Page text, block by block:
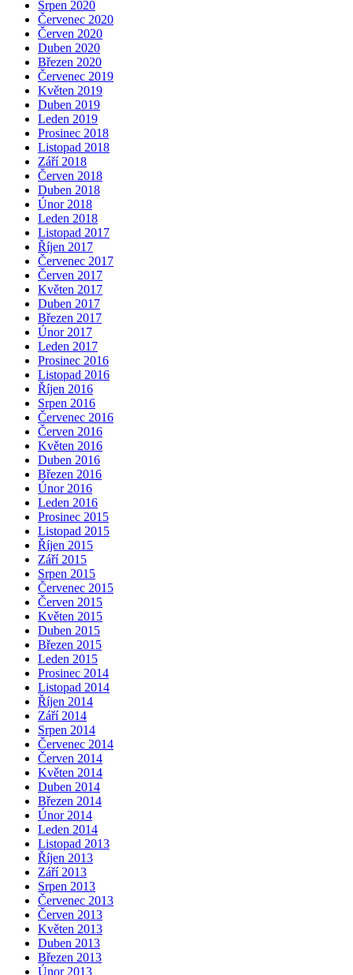
Srpen 2020
Červenec 2020
Červen 2020
Duben 2020
Březen 2020
Červenec 2019
Květen 2019
Duben 2019
Leden 2019
Prosinec 2018
Listopad 2018
Září 2018
Červen 2018
Duben 2018
Únor 2018
Leden 2018
Listopad 2017
Říjen 2017
Červenec 2017
Červen 2017
Květen 2017
Duben 2017
Březen 2017
Únor 2017
Leden 2017
Prosinec 2016
Listopad 2016
Říjen 2016
Srpen 2016
Červenec 2016
Červen 2016
Květen 2016
Duben 2016
Březen 2016
Únor 2016
Leden 2016
Prosinec 2015
Listopad 2015
Říjen 2015
Září 2015
Srpen 2015
Červenec 2015
Červen 2015
Květen 2015
Duben 2015
Březen 2015
Leden 2015
Prosinec 2014
Listopad 2014
Říjen 2014
Září 2014
Srpen 2014
Červenec 2014
Červen 2014
Květen 2014
Duben 2014
Březen 2014
Únor 2014
Leden 2014
Listopad 2013
Říjen 2013
Září 2013
Srpen 2013
Červenec 2013
Červen 2013
Květen 2013
Duben 2013
Březen 2013
Únor 2013